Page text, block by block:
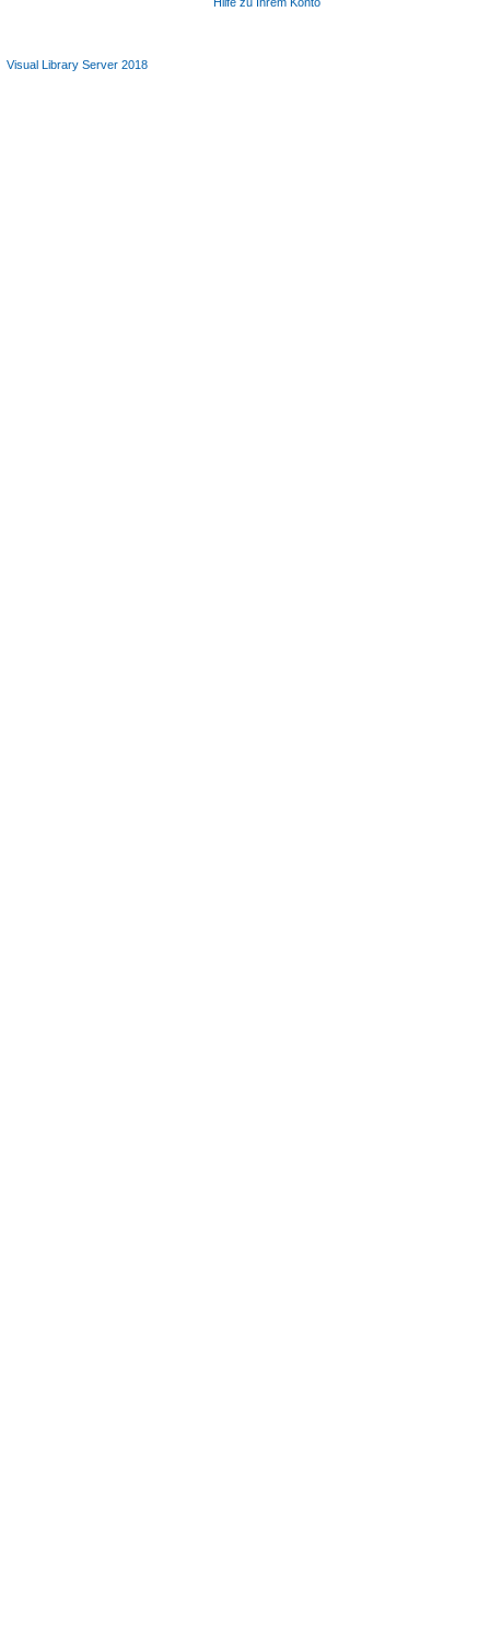
Visual Library Server 2018